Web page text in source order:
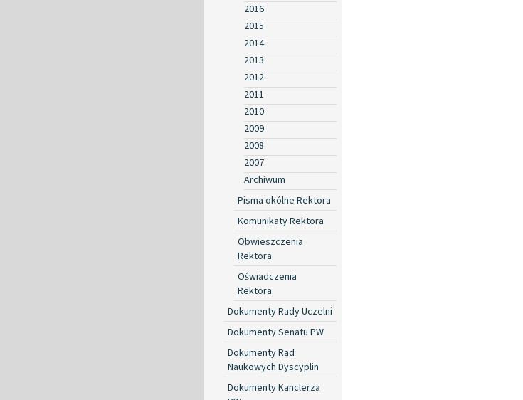
2016
2015
2014
2013
2012
2011
2010
2009
2008
2007
Archiwum
Pisma okólne Rektora
Komunikaty Rektora
Obwieszczenia
Rektora
Oświadczenia
Rektora
Dokumenty Rady Uczelni
Dokumenty Senatu PW
Dokumenty Rad
Naukowych Dyscyplin
Dokumenty Kanclerza